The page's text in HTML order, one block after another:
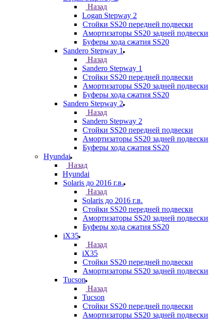
Назад
Logan Stepway 2
Стойки SS20 передней подвески
Амортизаторы SS20 задней подвески
Буферы хода сжатия SS20
Sandero Stepway 1
Назад
Sandero Stepway 1
Стойки SS20 передней подвески
Амортизаторы SS20 задней подвески
Буферы хода сжатия SS20
Sandero Stepway 2
Назад
Sandero Stepway 2
Стойки SS20 передней подвески
Амортизаторы SS20 задней подвески
Буферы хода сжатия SS20
Hyundai
Назад
Hyundai
Solaris до 2016 г.в.
Назад
Solaris до 2016 г.в.
Стойки SS20 передней подвески
Амортизаторы SS20 задней подвески
Буферы хода сжатия SS20
iX35
Назад
iX35
Стойки SS20 передней подвески
Амортизаторы SS20 задней подвески
Tucson
Назад
Tucson
Стойки SS20 передней подвески
Амортизаторы SS20 задней подвески